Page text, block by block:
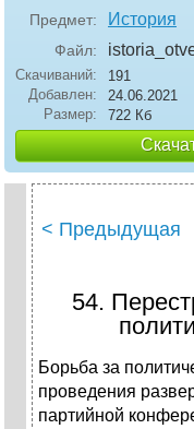
Предмет: История
Файл:
Скачиваний:
191
Добавлен:
24.06.2021
Размер:
722 Кб
< Предыдущая
54.
Борьба за
проведения
партийной